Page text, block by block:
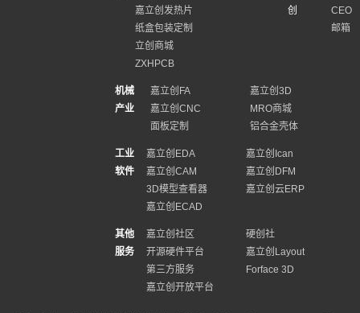
嘉立创发热片
纸盒包装定制
立创商城
ZXHPCB
创
CEO
邮箱
机械
产业
嘉立创FA
嘉立创3D
嘉立创CNC
MRO商城
面板定制
铝合金壳体
工业
软件
嘉立创EDA
嘉立创Ican
嘉立创CAM
嘉立创DFM
3D模型查看器
嘉立创云ERP
嘉立创ECAD
其他
服务
嘉立创社区
硬创社
开源硬件平台
嘉立创Layout
第三方服务
Forface 3D
嘉立创开放平台